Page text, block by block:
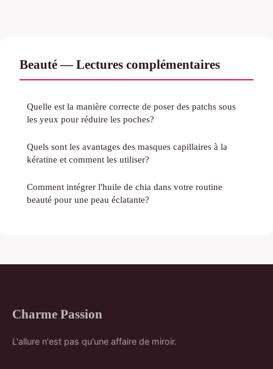
Beauté — Lectures complémentaires
Quelle est la manière correcte de poser des patchs sous
les yeux pour réduire les poches?
Quels sont les avantages des masques capillaires à la
kératine et comment les utiliser?
Comment intégrer l'huile de chia dans votre routine
beauté pour une peau éclatante?
Charme Passion
L'allure n'est pas qu'une affaire de miroir.